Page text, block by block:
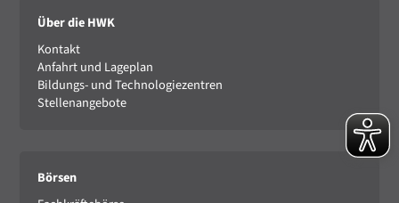
Über die HWK
Kontakt
Anfahrt und Lageplan
Bildungs- und Technologiezentren
Stellenangebote
Börsen